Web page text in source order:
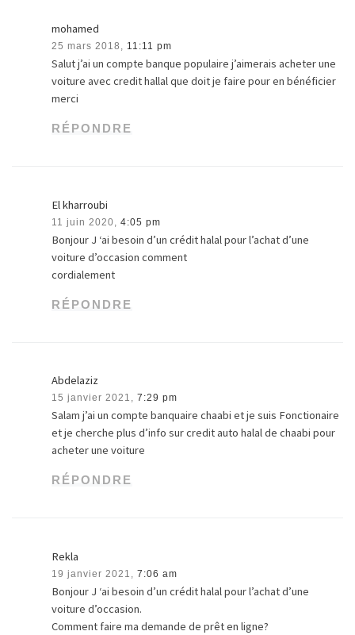
mohamed
25 mars 2018, 11:11 pm
Salut j’ai un compte banque populaire j’aimerais acheter une
voiture avec credit hallal que doit je faire pour en bénéficier
merci
RÉPONDRE
El kharroubi
11 juin 2020, 4:05 pm
Bonjour J ‘ai besoin d’un crédit halal pour l’achat d’une
voiture d’occasion comment
cordialement
RÉPONDRE
Abdelaziz
15 janvier 2021, 7:29 pm
Salam j’ai un compte banquaire chaabi et je suis Fonctionaire
et je cherche plus d’info sur credit auto halal de chaabi pour
acheter une voiture
RÉPONDRE
Rekla
19 janvier 2021, 7:06 am
Bonjour J ‘ai besoin d’un crédit halal pour l’achat d’une
voiture d’occasion.
Comment faire ma demande de prêt en ligne?